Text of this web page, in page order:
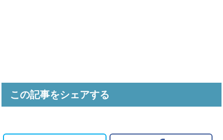
この記事をシェアする